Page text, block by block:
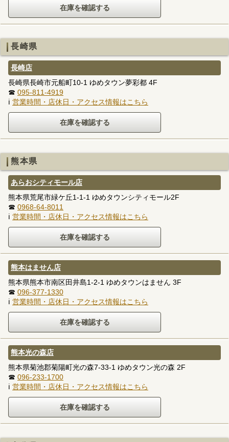
長崎県
長崎店
長崎県長崎市元船町10-1 ゆめタウン夢彩都 4F
☎ 095-811-4919
ℹ 営業時間・店休日・アクセス情報はこちら
熊本県
あらおシティモール店
熊本県荒尾市緑ケ丘1-1-1 ゆめタウンシティモール2F
☎ 0968-64-8011
ℹ 営業時間・店休日・アクセス情報はこちら
熊本はません店
熊本県熊本市南区田井島1-2-1 ゆめタウンはません 3F
☎ 096-377-1330
ℹ 営業時間・店休日・アクセス情報はこちら
熊本光の森店
熊本県菊池郡菊陽町光の森7-33-1 ゆめタウン光の森 2F
☎ 096-233-1700
ℹ 営業時間・店休日・アクセス情報はこちら